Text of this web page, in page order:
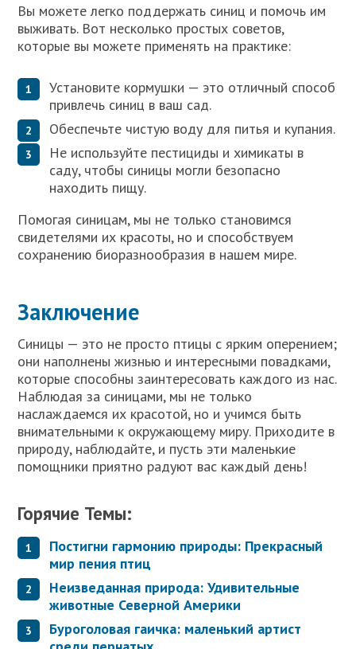
Вы можете легко поддержать синиц и помочь им
выживать. Вот несколько простых советов,
которые вы можете применять на практике:
Установите кормушки — это отличный способ
привлечь синиц в ваш сад.
Обеспечьте чистую воду для питья и купания.
Не используйте пестициды и химикаты в
саду, чтобы синицы могли безопасно
находить пищу.
Помогая синицам, мы не только становимся
свидетелями их красоты, но и способствуем
сохранению биоразнообразия в нашем мире.
Заключение
Синицы — это не просто птицы с ярким оперением;
они наполнены жизнью и интересными повадками,
которые способны заинтересовать каждого из нас.
Наблюдая за синицами, мы не только
наслаждаемся их красотой, но и учимся быть
внимательными к окружающему миру. Приходите в
природу, наблюдайте, и пусть эти маленькие
помощники приятно радуют вас каждый день!
Горячие Темы:
Постигни гармонию природы: Прекрасный
мир пения птиц
Неизведанная природа: Удивительные
животные Северной Америки
Буроголовая гаичка: маленький артист